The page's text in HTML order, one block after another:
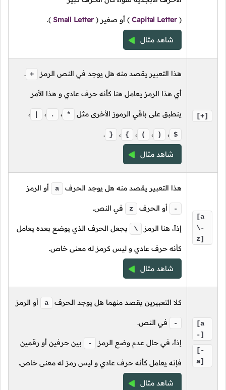
(
Capital Letter
) أو صغير (
Small Letter
).
شاهد مثال
[+]
هذا التعبير يقصد منه هل يوجد في النص الرمز +
.
أي هذا الرمز يعامل هنا كأنه حرف عادي و هذا الأمر
ينطبق على باقي الرموز الأخرى مثل * ، . ، ،
$ ، ) ، ( ، { ، }
.
شاهد مثال
[a
\-
z]
هذا التعبير يقصد منه هل يوجد الحرف a أو الرمز
- أو الحرف z في النص.
إذاً، هنا الرمز \ يجعل الحرف الذي يوضع بعده يعامل
كأنه حرف عادي و ليس كرمز له معنى خاص.
شاهد مثال
[a
-]
[-
a]
كلا التعبيرين يقصد منهما هل يوجد الحرف a أو الرمز
- في النص.
إذاً، في حال عدم وضع الرمز - بين حرفين أو رقمين
فإنه يعامل كأنه حرف عادي و ليس رمز له معنى خاص.
شاهد مثال